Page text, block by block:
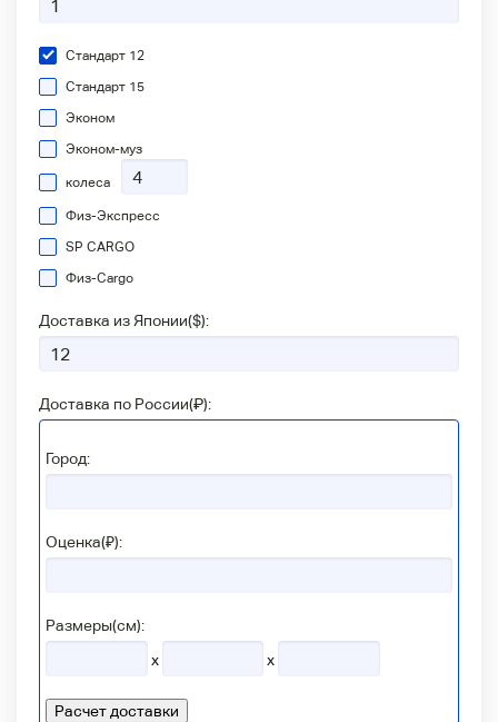
Стандарт 12
Стандарт 15
Эконом
Эконом-муз
колеса
Физ-Экспресс
SP CARGO
Физ-Сargo
Доставка из Японии($):
Доставка по России(₽):
Город:
Оценка(₽):
Размеры(см):
x
x
Расчет доставки